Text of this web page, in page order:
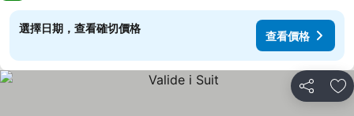
選擇日期，查看確切價格
查看價格
分享 加